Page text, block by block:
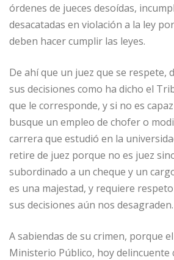
órdenes de jueces desoídas,
desacatadas en violación a la ley
deben hacer cumplir las leyes.
De ahí que un juez que se respete,
sus decisiones como ha dicho el
que le corresponde, y si no es
busque un empleo de chofer o
carrera que estudió en la
retire de juez porque no es juez
subordinado a un cheque y un
es una majestad, y requiere
sus decisiones aún nos desagraden.
A sabiendas de su crimen, porque
Ministerio Público, hoy delincuente